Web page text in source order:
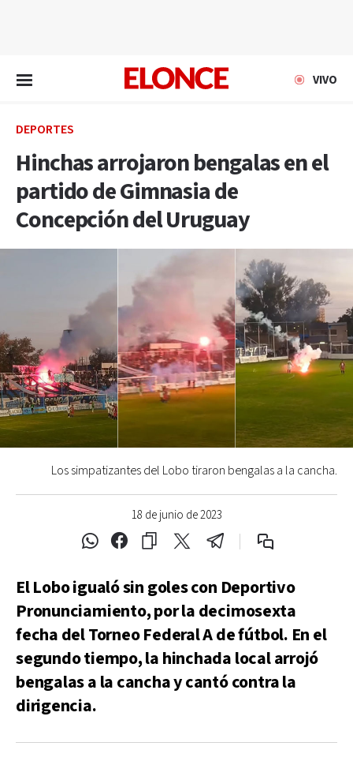
VIVO
DEPORTES
Hinchas arrojaron bengalas en el
partido de Gimnasia de
Concepción del Uruguay
18 de junio de 2023
Los simpatizantes del Lobo tiraron bengalas a la cancha.
El Lobo igualó sin goles con Deportivo
Pronunciamiento, por la decimosexta
fecha del Torneo Federal A de fútbol. En el
segundo tiempo, la hinchada local arrojó
bengalas a la cancha y cantó contra la
dirigencia.